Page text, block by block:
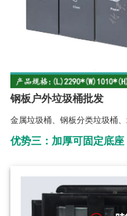
钢板户外垃圾桶批发
金属垃圾桶、钢板分类垃圾桶
优势三：加厚可固定底座